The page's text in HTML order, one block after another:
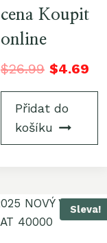
cena Koupit
online
$26.99 $4.69
Přidat do
košíku
Sleva!